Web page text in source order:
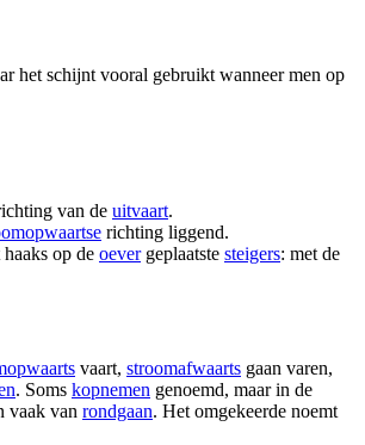
het schijnt vooral gebruikt wanneer men op
van de uitvaart.
richting liggend.
op de oevergeplaatste steigers: met de
vaart, stroomafwaarts gaan varen,
. Soms kopnemen genoemd, maar in de
vaak van rondgaan. Het omgekeerde noemt